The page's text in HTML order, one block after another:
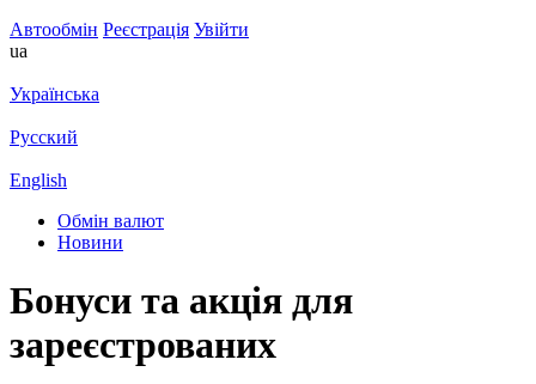
Автообмін Реєстрація Увійти
ua
Українська
Русский
English
Обмін валют
Новини
Бонуси та акція для
зареєстрованих